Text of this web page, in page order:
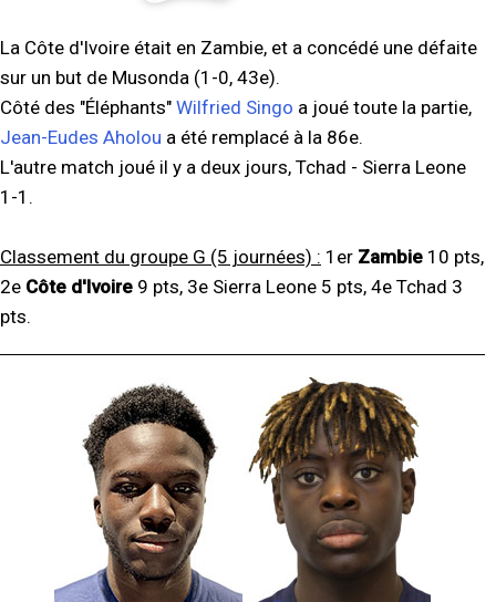
La Côte d'Ivoire était en Zambie, et a concédé une défaite
sur un but de Musonda (1-0, 43e).
Côté des "Éléphants" Wilfried Singo a joué toute la partie,
Jean-Eudes Aholou a été remplacé à la 86e.
L'autre match joué il y a deux jours, Tchad - Sierra Leone
1-1.
Classement du groupe G (5 journées) : 1er Zambie 10 pts,
2e Côte d'Ivoire 9 pts, 3e Sierra Leone 5 pts, 4e Tchad 3
pts.